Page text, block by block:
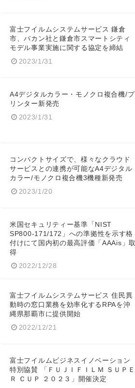
富士フイルムシステムサービス 鎌倉
市、バカン社と鎌倉市スマートシティ
モデル事業実施に関する協定を締結
2023/1/31
A4デジタルカラー・モノクロ複合機/プ
リンター新発売
2023/1/31
コンパクトサイズで、様々なクラウド
サービスとの連携が可能なA4デジタル
カラー/モノクロ複合機3機種新発売
2023/1/20
米国セキュリティー基準「NIST
SP800-171/172」への準拠性を示す格
付けにて国内初の最高評価「AAAis」取
得
2022/12/28
富士フイルムシステムサービス 住民異
動時の窓口業務を効率化するRPAを沖
縄県那覇市に提供開始
2022/12/21
富士フイルムビジネスイノベーション
特別協賛 「ＦＵＪＩＦＩＬＭ ＳＵＰＥ
Ｒ ＣＵＰ ２０２３」開催決定